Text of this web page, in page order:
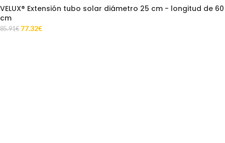
VELUX® Extensión tubo solar diámetro 25 cm - longitud de 60
cm
85.91€ 77.32€